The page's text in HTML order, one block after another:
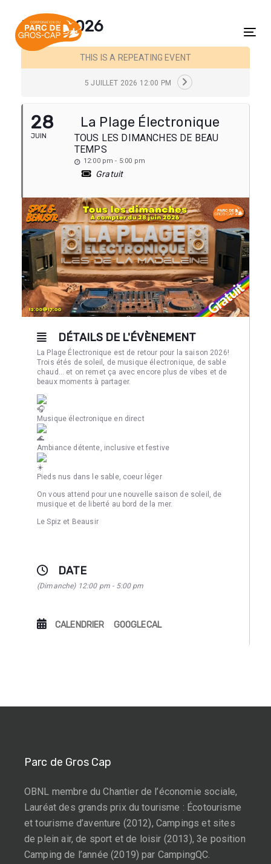
links
content
JUIN, 2026
THIS IS A REPEATING EVENT
5 JUILLET 2026 12:00 PM
28
JUIN
La Plage Électronique
TOUS LES DIMANCHES DE BEAU
TEMPS
12:00 pm - 5:00 pm
Gratuit
DÉTAILS DE L'ÉVÈNEMENT
La Plage Électronique est de retour pour la saison 2026!
Trois étés de soleil, de musique électronique, de sable
chaud… et on remet ça avec encore plus de vibes et de
beaux moments à partager.
Musique électronique en direct
Ambiance détente, inclusive et festive
Pieds nus dans le sable, coeur léger
On vous attend pour une nouvelle saison de soleil, de
musique et de liberté au bord de la mer.
Le Spiz et Beausir
DATE
(Dimanche) 12:00 pm - 5:00 pm
CALENDRIER GOOGLECAL
Parc de Gros Cap
OBNL membre du Chantier de l’économie sociale,
Lauréat des grands prix du tourisme : Écotourisme
et tourisme d’aventure (2012), Campings et sites
de plein air, de sport et de loisir (2013), 3e position
Camping de l’année (2019) par CampingQC.